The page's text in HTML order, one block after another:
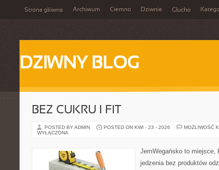
Strona główna Archiwum Ciemno Dziwnie Głucho
DZIWNY BLOG
BEZ CUKRU I FIT
POSTED BY ADMIN POSTED ON KWI - 23 - 2026
MOŻLIWOŚĆ
WYŁĄCZONA
JemWegańsko to miejsce,
jedzenia bez produktów